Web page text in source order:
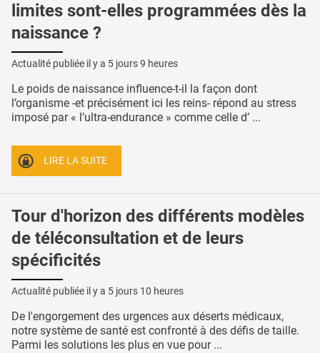
limites sont-elles programmées dès la
naissance ?
Actualité publiée il y a 5 jours 9 heures
Le poids de naissance influence-t-il la façon dont
l’organisme -et précisément ici les reins- répond au stress
imposé par « l’ultra-endurance » comme celle d’ ...
LIRE LA SUITE
Tour d'horizon des différents modèles
de téléconsultation et de leurs
spécificités
Actualité publiée il y a 5 jours 10 heures
De l'engorgement des urgences aux déserts médicaux,
notre système de santé est confronté à des défis de taille.
Parmi les solutions les plus en vue pour ...